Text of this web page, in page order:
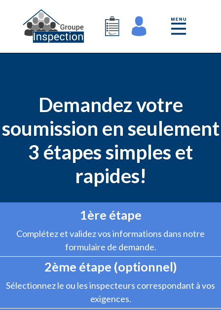
Demandez votre
soumission en seulement
3 étapes simples et
rapides!
1ère étape
Complétez et validez vos informations dans notre
formulaire de demande.
2ème étape (optionnel)
Sélectionnez le ou les inspecteurs correspondant à vos
exigences.